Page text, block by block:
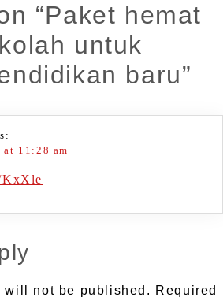
“Paket hemat
untuk
baru”
at 11:28 am
KxXle
will not be published. Required